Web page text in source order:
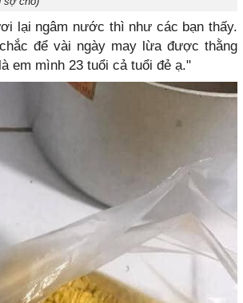
lại ngâm nước thì như các bạn thấy.
để vài ngày may lừa được thằng
em mình 23 tuổi cả tuổi đẻ ạ."